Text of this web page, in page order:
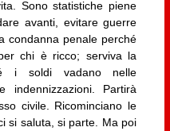
Sono statistiche piene
avanti, evitare guerre
condanna penale perché
chi è ricco; serviva la
i soldi vadano nelle
indennizzazioni. Partirà
civile. Ricominciano le
si saluta, si parte. Ma poi